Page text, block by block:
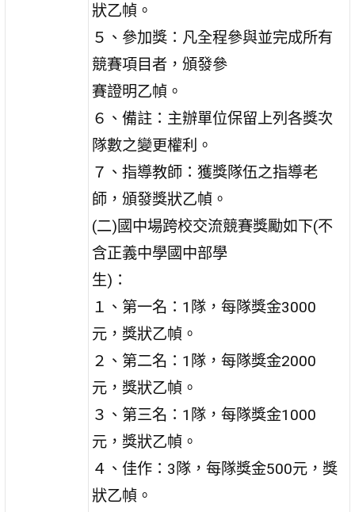
狀乙幀。
５、參加獎：凡全程參與並完成所有
競賽項目者，頒發參
賽證明乙幀。
６、備註：主辦單位保留上列各獎次
隊數之變更權利。
７、指導教師：獲獎隊伍之指導老
師，頒發獎狀乙幀。
(二)國中場跨校交流競賽獎勵如下(不
含正義中學國中部學
生)：
１、第一名：1隊，每隊獎金3000
元，獎狀乙幀。
２、第二名：1隊，每隊獎金2000
元，獎狀乙幀。
３、第三名：1隊，每隊獎金1000
元，獎狀乙幀。
４、佳作：3隊，每隊獎金500元，獎
狀乙幀。